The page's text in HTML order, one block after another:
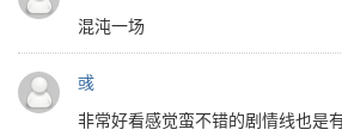
混沌一场
彧
非常好看感觉蛮不错的剧情线也是